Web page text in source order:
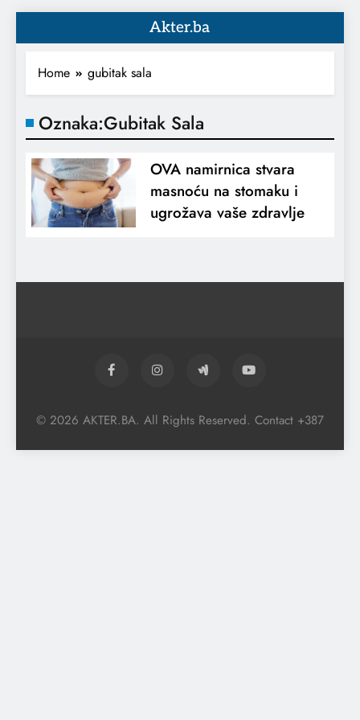
Akter.ba
Home gubitak sala
Oznaka:Gubitak Sala
OVA namirnica stvara
masnoću na stomaku i
ugrožava vaše zdravlje
© 2026 AKTER.BA. All Rights Reserved. Contact +387